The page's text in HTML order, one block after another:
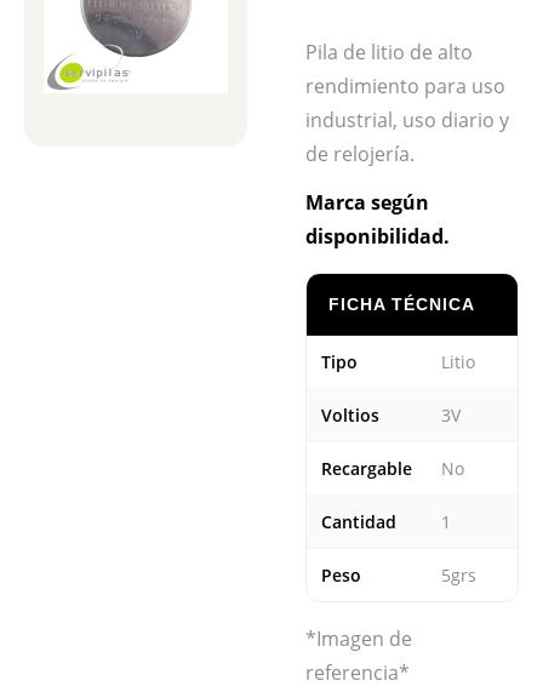
Pila de litio de alto
rendimiento para uso
industrial, uso diario y
de relojería.
Marca según
disponibilidad.
FICHA TÉCNICA
Tipo Litio
Voltios 3V
Recargable No
Cantidad 1
Peso 5grs
*Imagen de
referencia*